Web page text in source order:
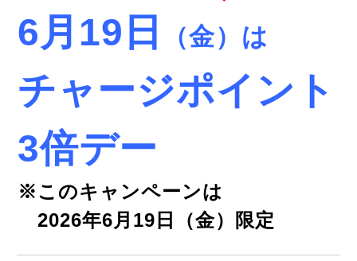
6月19日 （金）は
チャージポイント
3倍デー
※このキャンペーンは
2026年6月19日（金）限定